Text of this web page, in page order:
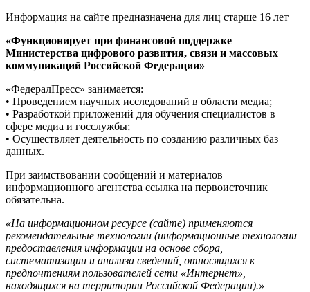
Информация на сайте предназначена для лиц старше 16 лет
«Функционирует при финансовой поддержке
Министерства цифрового развития, связи и массовых
коммуникаций Российской Федерации»
«ФедералПресс» занимается:
• Проведением научных исследований в области медиа;
• Разработкой приложений для обучения специалистов в
сфере медиа и госслужбы;
• Осуществляет деятельность по созданию различных баз
данных.
При заимствовании сообщений и материалов
информационного агентства ссылка на первоисточник
обязательна.
«На информационном ресурсе (сайте) применяются
рекомендательные технологии (информационные технологии
предоставления информации на основе сбора,
систематизации и анализа сведений, относящихся к
предпочтениям пользователей сети «Интернет»,
находящихся на территории Российской Федерации).»